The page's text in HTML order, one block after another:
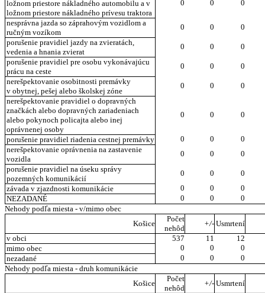
ložnom priestore nákladného automobilu a v
ložnom priestore nákladného prívesu traktora
0 0 0
nesprávna jazda so záprahovým vozidlom a
ručným vozíkom
0 0
0
porušenie pravidiel jazdy na zvieratách,
vedenia a hnania zvierat
0 0
0
porušenie pravidiel pre osobu vykonávajúcu
prácu na ceste
0 0
0
nerešpektovanie osobitnosti premávky
v obytnej, pešej alebo školskej zóne
0 0
0
nerešpektovanie pravidiel o dopravných
značkách alebo dopravných zariadeniach
alebo pokynoch policajta alebo inej
oprávnenej osoby
0 0 0
porušenie pravidiel riadenia cestnej premávky 0 0
0
nerešpektovanie oprávnenia na zastavenie
vozidla
0 0
0
porušenie pravidiel na úseku správy
pozemných komunikácií
0 0
0
závada v zjazdnosti komunikácie
0 0
0
NEZADANÉ
0 0
0
Nehody podľa miesta - v/mimo obec
Košice
Počet
nehôd
+/- Usmrtení
v obci
537 11
12
mimo obec
0 0
0
nezadané
0 0
0
Nehody podľa miesta - druh komunikácie
Košice
Počet
nehôd
+/- Usmrtení